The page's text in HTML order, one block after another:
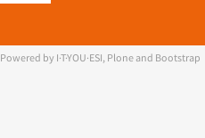
Powered by I·T·YOU·ESI, Plone and Bootstrap